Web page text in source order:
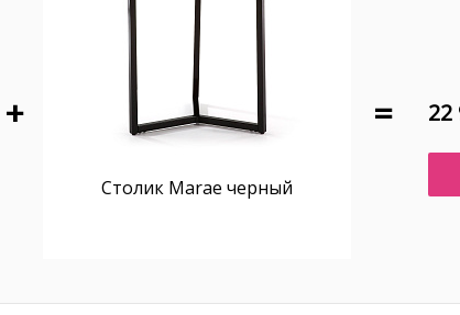
Столик Marae черный
22